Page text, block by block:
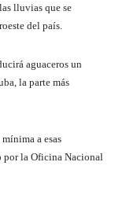
lluvias que se
del país.
aguaceros un
la parte más
a esas
por la Oficina Nacional